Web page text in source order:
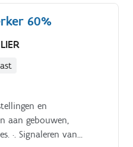
van de
een proper en
знання мов
з рештою ми
60%
LIER
en
aan gebouwen,
·. Signaleren van